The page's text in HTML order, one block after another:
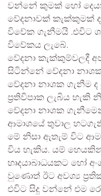
වන්නේ කුමක් හෝ
වේදනාවක් කැක්කුමක්
විවේක ගැනීමයි .එවිට
විවේකය ලැබේ.
වේදනා කැක්කුම්වලදී
සිටින්නේ වේදනා
වේදනා නාශක ගැනීම
ප්‍රතිවිපාක ලැබිය හැකි
වේදනා නාශක
ආමාශයේ තුවාල
මේ නිසා ඇතැම් විට
විය හැකිය. යම්
හෘදයාබාධයකට හෝ
වුණොත් ඊට අවශ්‍ය
එවිට සිදු වන්නේ එම